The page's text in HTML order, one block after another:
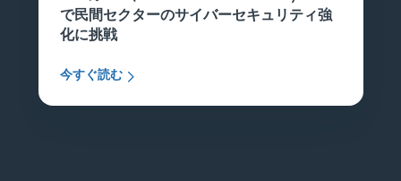
で民間セクターのサイバーセキュリティ強
化に挑戦
今すぐ読む